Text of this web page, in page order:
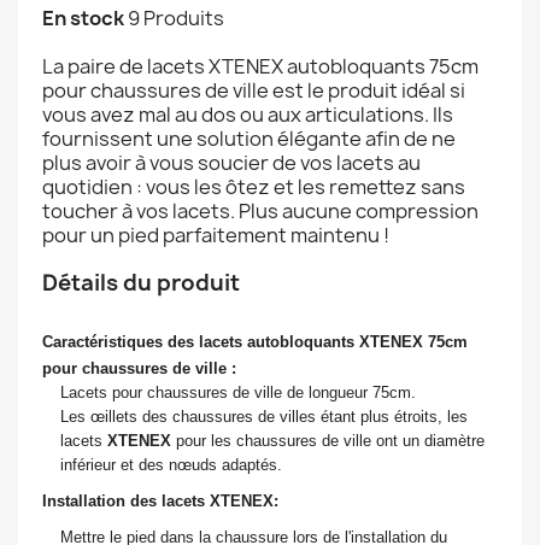
En stock9 Produits
La paire de lacets XTENEX autobloquants 75cm
pour chaussures de ville est le produit idéal si
vous avez mal au dos ou aux articulations. Ils
fournissent une solution élégante afin de ne
plus avoir à vous soucier de vos lacets au
quotidien : vous les ôtez et les remettez sans
toucher à vos lacets. Plus aucune compression
pour un pied parfaitement maintenu !
Détails du produit
Caractéristiques des lacets autobloquants XTENEX 75cm
pour chaussures de ville :
Lacets pour chaussures de ville de longueur 75cm.
Les œillets des chaussures de villes étant plus étroits, les
lacets XTENEX pour les chaussures de ville ont un diamètre
inférieur et des nœuds adaptés.
Installation des lacets XTENEX:
Mettre le pied dans la chaussure lors de l'installation du